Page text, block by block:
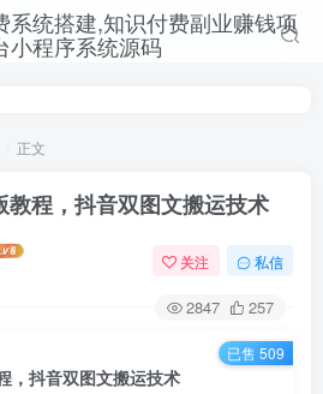
正文
程，抖音双图文搬运技术
关注 私信
2847 257
，抖音双图文搬运技术
已售 509